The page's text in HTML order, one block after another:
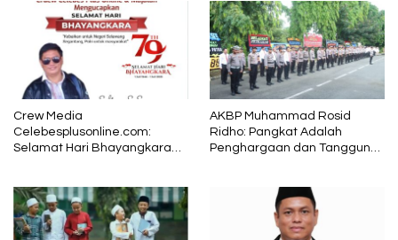
Crew Media
Celebesplusonline.com:
Selamat Hari Bhayangkara
dalam Sunyi dan Terang
AKBP Muhammad Rosid
Ridho: Pangkat Adalah
Penghargaan dan Tanggung